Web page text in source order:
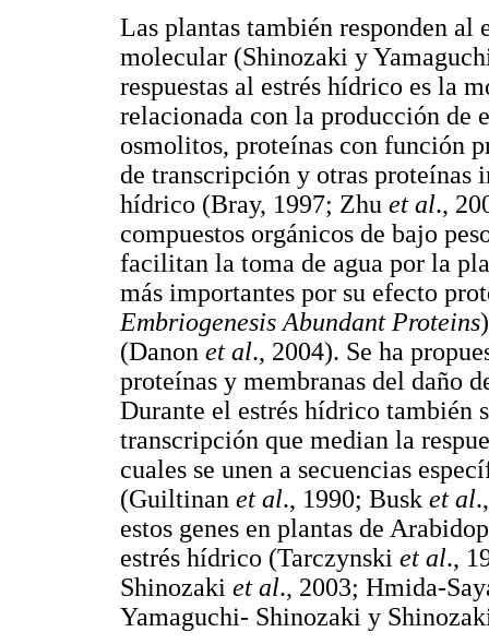
Las plantas también responden
molecular (Shinozaki y
respuestas al estrés hídrico es la
relacionada con la producción de
osmolitos, proteínas con función
de transcripción y otras proteínas
hídrico (Bray, 1997; Zhu et al.,
compuestos orgánicos de bajo
facilitan la toma de agua por la
más importantes por su efecto
Embriogenesis Abundant Proteins
(Danon et al., 2004). Se ha
proteínas y membranas del daño
Durante el estrés hídrico también
transcripción que median la
cuales se unen a secuencias
(Guiltinan et al., 1990; Busk et al
estos genes en plantas de
estrés hídrico (Tarczynski et al.,
Shinozaki et al., 2003; Hmida-
Yamaguchi- Shinozaki y